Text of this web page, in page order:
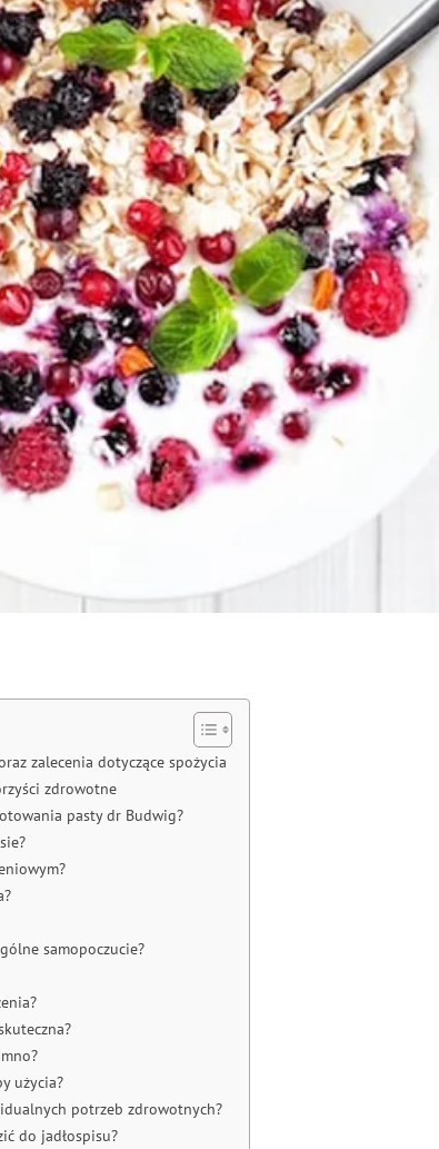
zalecenia dotyczące spożycia
zdrowotne
pasty dr Budwig?
samopoczucie?
użycia?
potrzeb zdrowotnych?
do jadłospisu?